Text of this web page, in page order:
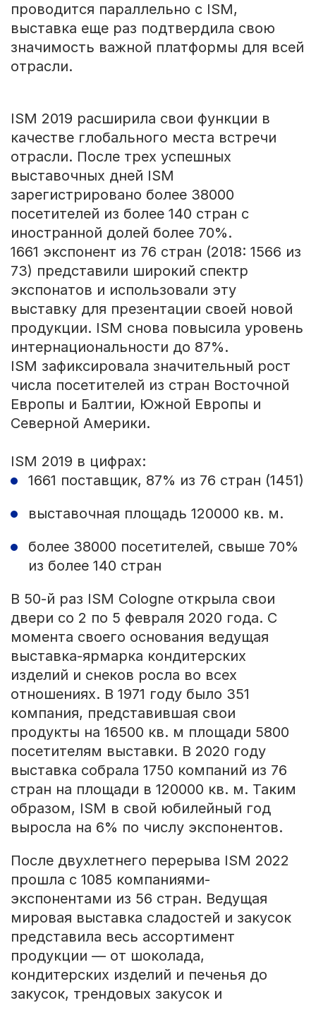
проводится параллельно с ISM,
выставка еще раз подтвердила свою
значимость важной платформы для всей
отрасли.
ISM 2019 расширила свои функции в
качестве глобального места встречи
отрасли. После трех успешных
выставочных дней ISM
зарегистрировано более 38000
посетителей из более 140 стран с
иностранной долей более 70%.
1661 экспонент из 76 стран (2018: 1566 из
73) представили широкий спектр
экспонатов и использовали эту
выставку для презентации своей новой
продукции. ISM снова повысила уровень
интернациональности до 87%.
ISM зафиксировала значительный рост
числа посетителей из стран Восточной
Европы и Балтии, Южной Европы и
Северной Америки.
ISM 2019 в цифрах:
1661 поставщик, 87% из 76 стран (1451)
выставочная площадь 120000 кв. м.
более 38000 посетителей, свыше 70%
из более 140 стран
В 50-й раз ISM Cologne открыла свои
двери со 2 по 5 февраля 2020 года. С
момента своего основания ведущая
выставка-ярмарка кондитерских
изделий и снеков росла во всех
отношениях. В 1971 году было 351
компания, представившая свои
продукты на 16500 кв. м площади 5800
посетителям выставки. В 2020 году
выставка собрала 1750 компаний из 76
стран на площади в 120000 кв. м. Таким
образом, ISM в свой юбилейный год
выросла на 6% по числу экспонентов.
После двухлетнего перерыва ISM 2022
прошла с 1085 компаниями-
экспонентами из 56 стран. Ведущая
мировая выставка сладостей и закусок
представила весь ассортимент
продукции — от шоколада,
кондитерских изделий и печенья до
закусок, трендовых закусок и